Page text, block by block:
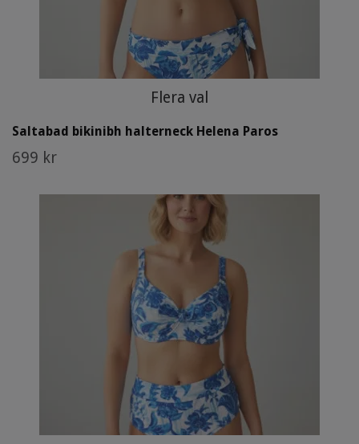
Flera val
Saltabad bikinibh halterneck Helena Paros
699 kr